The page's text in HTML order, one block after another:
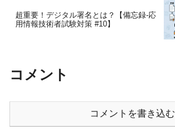
超重要！デジタル署名とは？【備忘録-応
用情報技術者試験対策 #10】
コメント
コメントを書き込む